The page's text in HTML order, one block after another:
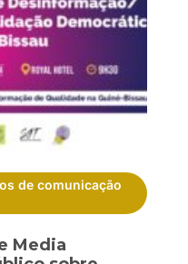
de comunicação
Media